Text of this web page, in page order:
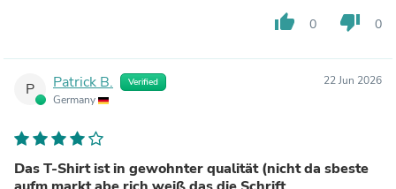
thumb_up 0 thumb_down 0
P Patrick B. Verified
Germany
22 Jun 2026
Das T-Shirt ist in gewohnter qualität (nicht da sbeste